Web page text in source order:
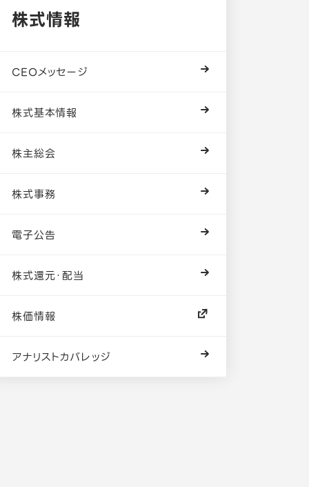
株式情報
CEOメッセージ
株式基本情報
株主総会
株式事務
電子公告
株式還元・配当
株価情報
アナリストカバレッジ